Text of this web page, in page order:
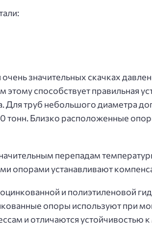
значительных скачках
способствует правильная
Для труб небольшого диаметра
тонн. Близко расположенные
перепадам
опорами устанавливают
и полиэтиленовой
опоры используют при
и отличаются устойчивостью